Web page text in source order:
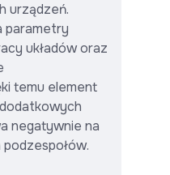
urządzeń.
parametry
układów oraz
temu element
negatywnie na